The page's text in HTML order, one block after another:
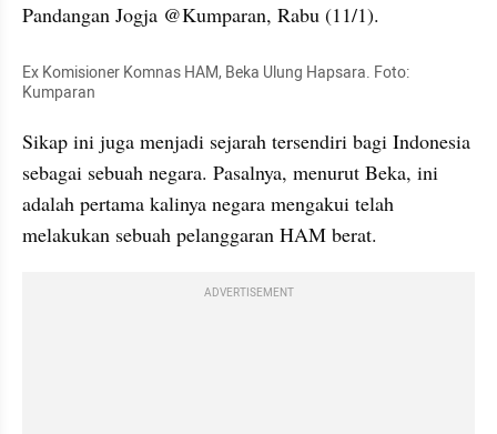
Pandangan Jogja @Kumparan, Rabu (11/1).
Ex Komisioner Komnas HAM, Beka Ulung Hapsara. Foto:
Kumparan
Sikap ini juga menjadi sejarah tersendiri bagi Indonesia
sebagai sebuah negara. Pasalnya, menurut Beka, ini
adalah pertama kalinya negara mengakui telah
melakukan sebuah pelanggaran HAM berat.
ADVERTISEMENT